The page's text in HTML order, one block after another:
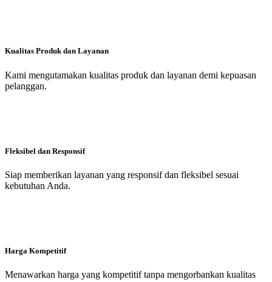
Kualitas Produk dan Layanan
Kami mengutamakan kualitas produk dan layanan demi kepuasan
pelanggan.
Fleksibel dan Responsif
Siap memberikan layanan yang responsif dan fleksibel sesuai
kebutuhan Anda.
Harga Kompetitif
Menawarkan harga yang kompetitif tanpa mengorbankan kualitas